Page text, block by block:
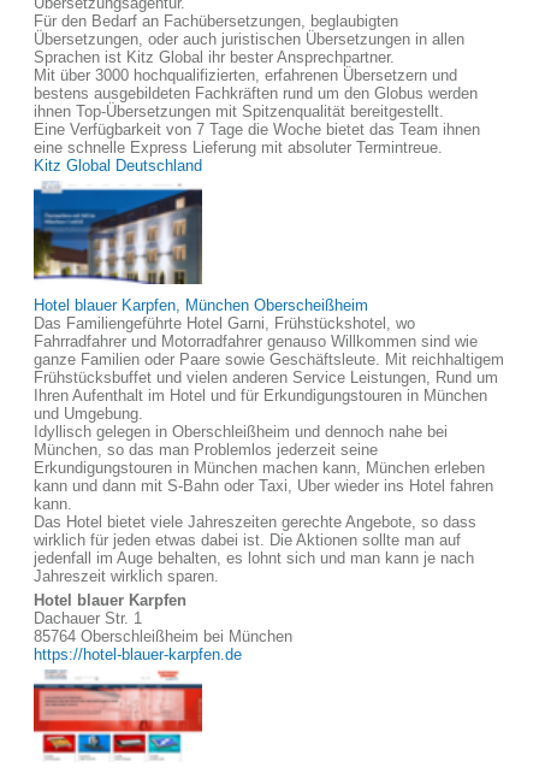
Für den Bedarf an Fachübersetzungen, beglaubigten
Übersetzungen, oder auch juristischen Übersetzungen in allen
Sprachen ist Kitz Global ihr bester Ansprechpartner.
Mit über 3000 hochqualifizierten, erfahrenen Übersetzern und
bestens ausgebildeten Fachkräften rund um den Globus werden
ihnen Top-Übersetzungen mit Spitzenqualität bereitgestellt.
Eine Verfügbarkeit von 7 Tage die Woche bietet das Team ihnen
eine schnelle Express Lieferung mit absoluter Termintreue.
Kitz Global Deutschland
Hotel blauer Karpfen, München Oberscheißheim
Das Familiengeführte Hotel Garni, Frühstückshotel, wo
Fahrradfahrer und Motorradfahrer genauso Willkommen sind wie
ganze Familien oder Paare sowie Geschäftsleute. Mit reichhaltigem
Frühstücksbuffet und vielen anderen Service Leistungen, Rund um
Ihren Aufenthalt im Hotel und für Erkundigungstouren in München
und Umgebung.
Idyllisch gelegen in Oberschleißheim und dennoch nahe bei
München, so das man Problemlos jederzeit seine
Erkundigungstouren in München machen kann, München erleben
kann und dann mit S-Bahn oder Taxi, Uber wieder ins Hotel fahren
kann.
Das Hotel bietet viele Jahreszeiten gerechte Angebote, so dass
wirklich für jeden etwas dabei ist. Die Aktionen sollte man auf
jedenfall im Auge behalten, es lohnt sich und man kann je nach
Jahreszeit wirklich sparen.
Hotel blauer Karpfen
Dachauer Str. 1
85764 Oberschleißheim bei München
https://hotel-blauer-karpfen.de